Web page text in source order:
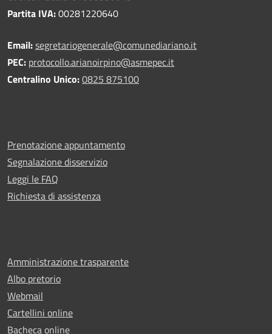
Partita IVA:00281220640
Email:segretariogenerale@comunediariano.it
PEC: protocollo.arianoirpino@asmepec.it
Centralino Unico:0825 875100
Prenotazione appuntamento
Segnalazione disservizio
Leggi le FAQ
Richiesta di assistenza
Amministrazione trasparente
Albo pretorio
Webmail
Cartellini online
Bacheca online